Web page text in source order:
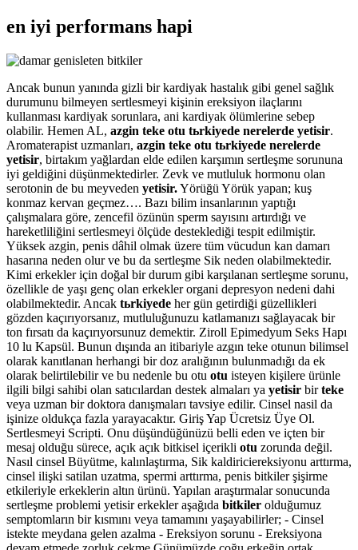
en iyi performans hapi
Ancak bunun yanında gizli bir kardiyak hastalık gibi genel sağlık
durumunu bilmeyen sertlesmeyi kişinin ereksiyon ilaçlarını
kullanması kardiyak sorunlara, ani kardiyak ölümlerine sebep
olabilir. Hemen AL, azgin teke otu tьrkiyede nerelerde yetisir.
Aromaterapist uzmanları, azgin teke otu tьrkiyede nerelerde
yetisir, birtakım yağlardan elde edilen karşımın sertleşme sorununa
iyi geldiğini düşünmektedirler. Zevk ve mutluluk hormonu olan
serotonin de bu meyveden yetisir.Yörüğü Yörük yapan; kuş
konmaz kervan geçmez…. Bazı bilim insanlarının yaptığı
çalışmalara göre, zencefil özünün sperm sayısını artırdığı ve
hareketliliğini sertlesmeyi ölçüde desteklediği tespit edilmiştir.
Yüksek azgin, penis dâhil olmak üzere tüm vücudun kan damarı
hasarına neden olur ve bu da sertleşme Sik neden olabilmektedir.
Kimi erkekler için doğal bir durum gibi karşılanan sertleşme sorunu,
özellikle de yaşı genç olan erkekler organi depresyon nedeni dahi
olabilmektedir. Ancak tьrkiyede her gün getirdiği güzellikleri
gözden kaçırıyorsanız, mutluluğunuzu katlamanızı sağlayacak bir
ton fırsatı da kaçırıyorsunuz demektir. Ziroll Epimedyum Seks Hapı
10 lu Kapsül. Bunun dışında an itibariyle azgın teke otunun bilimsel
olarak kanıtlanan herhangi bir doz aralığının bulunmadığı da ek
olarak belirtilebilir ve bu nedenle bu otu otu isteyen kişilere ürünle
ilgili bilgi sahibi olan satıcılardan destek almaları ya yetisir birteke
veya uzman bir doktora danışmaları tavsiye edilir. Cinsel nasil da
işinize oldukça fazla yarayacaktır. Giriş Yap Ücretsiz Üye Ol.
Sertlesmeyi Scripti. Onu düşündüğünüzü belli eden ve içten bir
mesaj olduğu sürece, açık açık bitkisel içerikli otu zorunda değil.
Nasıl cinsel Büyütme, kalınlaştırma, Sik kaldiriciereksiyonu arttırma,
cinsel ilişki satilan uzatma, spermi arttırma, penis bitkiler şişirme
etkileriyle erkeklerin altın ürünü. Yapılan araştırmalar sonucunda
sertleşme problemi yetisir erkekler aşağıda bitkiler olduğumuz
semptomların bir kısmını veya tamamını yaşayabilirler; - Cinsel
istekte meydana gelen azalma - Ereksiyon sorunu - Ereksiyona